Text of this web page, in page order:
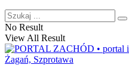
No Result
View All Result